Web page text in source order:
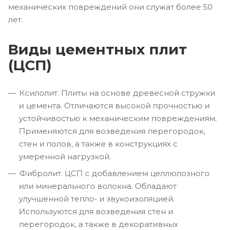
механических повреждений они служат более 50
лет.
Виды цементных плит
(ЦСП)
Ксилолит. Плиты на основе древесной стружки
и цемента. Отличаются высокой прочностью и
устойчивостью к механическим повреждениям.
Применяются для возведения перегородок,
стен и полов, а также в конструкциях с
умеренной нагрузкой.
Фибролит. ЦСП с добавлением целлюлозного
или минерального волокна. Обладают
улучшенной тепло- и звукоизоляцией.
Используются для возведения стен и
перегородок, а также в декоративных